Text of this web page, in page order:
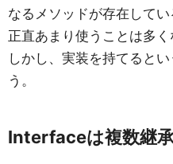
なるメソッドが存在して
正直あまり使うことは多く
しかし、実装を持てると
う。
Interfaceは複数継